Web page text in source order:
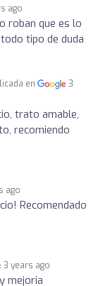
ago
roban que es lo
tipo de duda
en
3
trato amable,
recomiendo
ago
Recomendado
3 years ago
mejoria